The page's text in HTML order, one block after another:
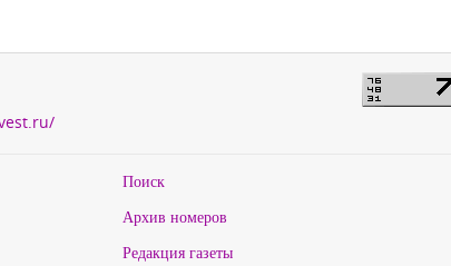
Поиск
Архив номеров
Редакция газеты